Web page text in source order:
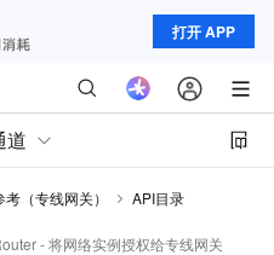
打开 APP
道
考（专线网关）
API目录
- 将网络实例授权给专线网关